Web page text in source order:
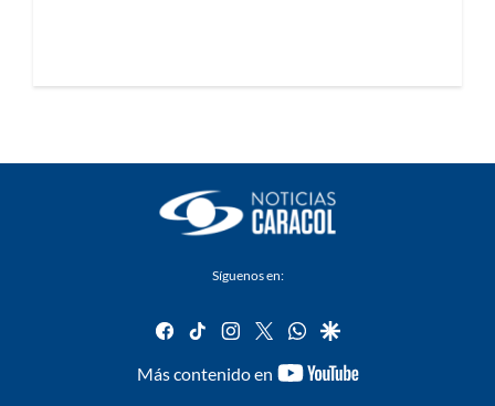
Síguenos en:
facebook
tiktok instagram
twitterwhatsapp
google
Más contenido en
youtube-